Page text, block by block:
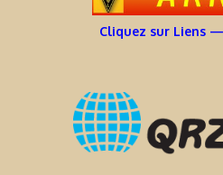
Cliquez sur Liens